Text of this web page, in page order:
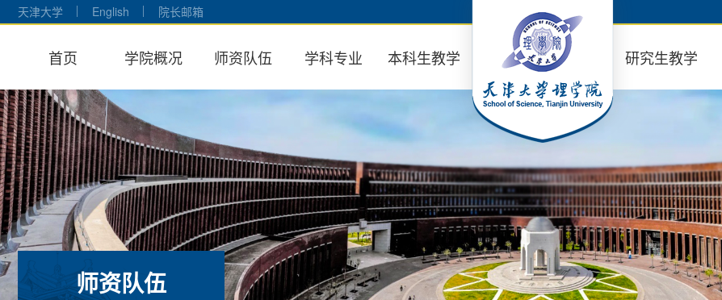
天津大学 English 院长邮箱
首页 学院概况 师资队伍 学科专业 本科生教学 研究生教学
师资队伍